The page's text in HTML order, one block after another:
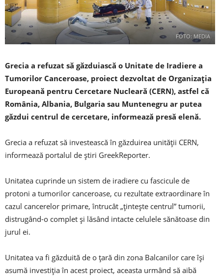
FOTO: MEDIA
Grecia a refuzat să găzduiască o Unitate de Iradiere a
Tumorilor Canceroase, proiect dezvoltat de Organizaţia
Europeană pentru Cercetare Nucleară (CERN), astfel că
România, Albania, Bulgaria sau Muntenegru ar putea
găzdui centrul de cercetare, informează presă elenă.
Grecia a refuzat să investească în găzduirea unităţii CERN,
informează portalul de ştiri GreekReporter.
Unitatea cuprinde un sistem de iradiere cu fascicule de
protoni a tumorilor canceroase, cu rezultate extraordinare în
cazul cancerelor primare, întrucât „ţinteşte centrul” tumorii,
distrugând-o complet şi lăsând intacte celulele sănătoase din
jurul ei.
Unitatea va fi găzduită de o ţară din zona Balcanilor care îşi
asumă investiţia în acest proiect, aceasta urmând să aibă